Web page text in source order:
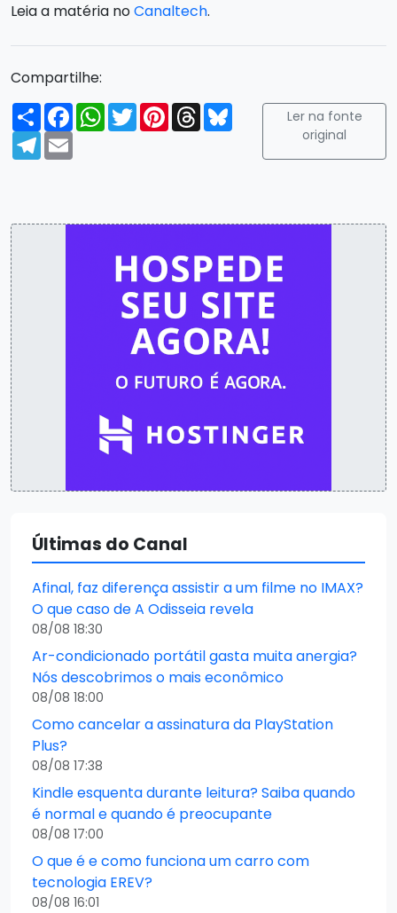
Leia a matéria noCanaltech.
Compartilhe:
Compartilhar
FacebookWhatsApp
TwitterPinterest
ThreadsBluesky
Telegram
Email
Ler na fonte
original
Últimas do Canal
Afinal, faz diferença assistir a um filme no IMAX?
O que caso de A Odisseia revela
08/08 18:30
Ar-condicionado portátil gasta muita anergia?
Nós descobrimos o mais econômico
08/08 18:00
Como cancelar a assinatura da PlayStation
Plus?
08/08 17:38
Kindle esquenta durante leitura? Saiba quando
é normal e quando é preocupante
08/08 17:00
O que é e como funciona um carro com
tecnologia EREV?
08/08 16:01